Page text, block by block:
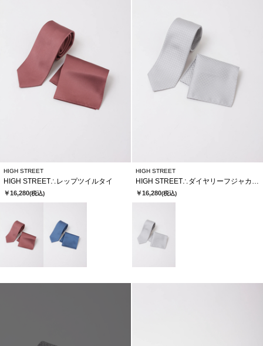
HIGH STREET
HIGH STREET∴レップツイルタイ
￥16,280(税込)
HIGH STREET
￥16,280(税込)